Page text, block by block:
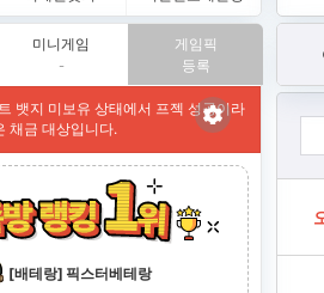
미니게임
-
게임픽
등록